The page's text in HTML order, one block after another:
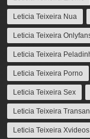
Leticia Teixeira Nua
Leticia Teixeira
Leticia Teixeira
Leticia Teixeira Porno
Leticia Teixeira Sex
Leticia Teixeira
Leticia Teixeira Xvideos